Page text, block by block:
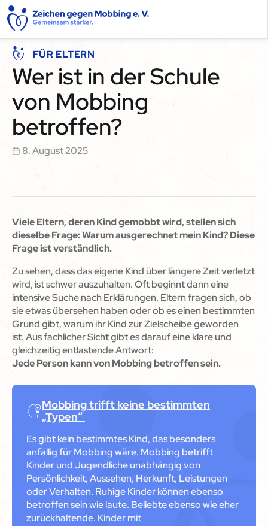
FÜR ELTERN
Wer ist in der Schule
von Mobbing
betroffen?
8. August 2025
Viele Eltern, deren Kind gemobbt wird, stellen sich
dieselbe Frage: Warum ausgerechnet mein Kind? Diese
Frage ist verständlich.
Zu sehen, dass das eigene Kind über längere Zeit verletzt
wird, ist schwer auszuhalten. Oft beginnt dann eine
intensive Suche nach Erklärungen. Eltern fragen sich, ob
sie etwas übersehen haben oder ob es einen bestimmten
Grund gibt, warum ihr Kind zur Zielscheibe geworden
ist. Aus fachlicher Sicht gibt es darauf eine klare und
gleichzeitig entlastende Antwort:
Jede Person kann von Mobbing betroffen sein.
Mobbing trifft keine bestimmten
„Typen“
Es gibt kein bestimmtes Kind, das besonders
anfällig für Mobbing wäre. Mobbing betrifft
Kinder und Jugendliche unabhängig von
Persönlichkeit, Aussehen, Herkunft, Leistungen
oder Verhalten. Ruhige Kinder können ebenso
betroffen sein wie laute. Beliebte ebenso wie eher
zurückhaltende. Kinder mit